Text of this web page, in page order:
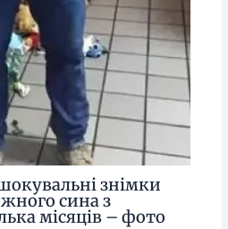
знімки
сина з
місяців – фото